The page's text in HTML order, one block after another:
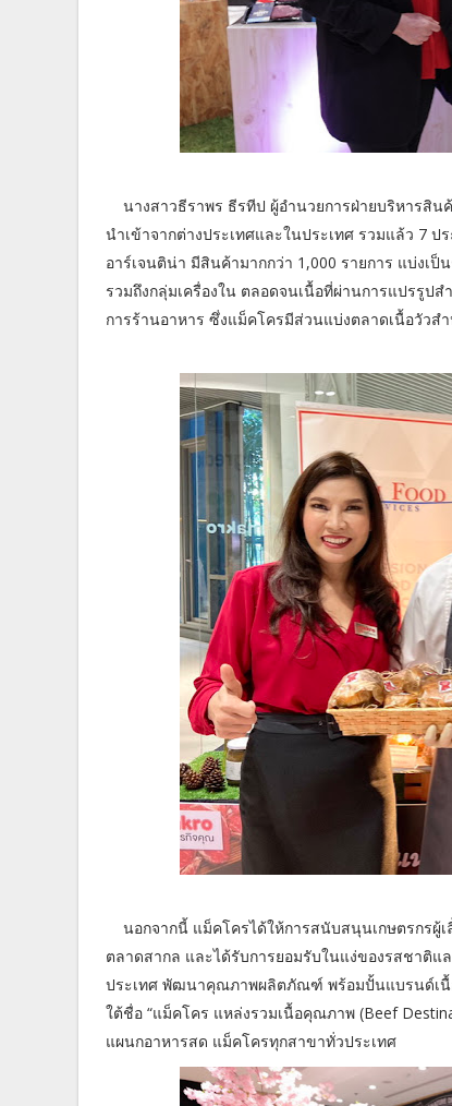
นางสาวธีราพร ธีรทีป ผู้อำนวยการฝ่ายบริหารสิ
นำเข้าจากต่างประเทศและในประเทศ รวมแล้ว 7
อาร์เจนติน่า มีสินค้ามากกว่า 1,000 รายการ แบ่ง
รวมถึงกลุ่มเครื่องใน ตลอดจนเนื้อที่ผ่านการแปรรูป
การร้านอาหาร ซึ่งแม็คโครมีส่วนแบ่งตลาดเนื้อวัวส
นอกจากนี้ แม็คโครได้ให้การสนับสนุนเกษตรกรผู้
ตลาดสากล และได้รับการยอมรับในแง่ของรสชาติแ
ประเทศ พัฒนาคุณภาพผลิตภัณฑ์ พร้อมปั้นแบรนด์เนื้อ
ใต้ชื่อ “แม็คโคร แหล่งรวมเนื้อคุณภาพ (Beef
แผนกอาหารสด แม็คโครทุกสาขาทั่วประเทศ